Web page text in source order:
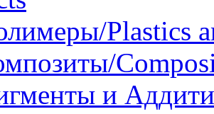
Plastics
и